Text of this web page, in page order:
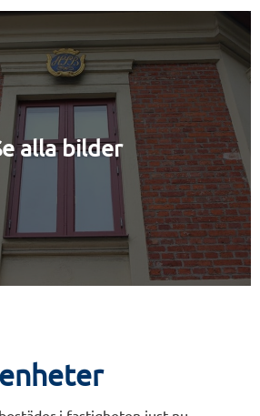
alla bilder